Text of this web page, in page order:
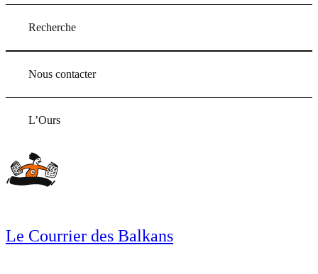
Recherche
Nous contacter
L’Ours
Le Courrier des Balkans